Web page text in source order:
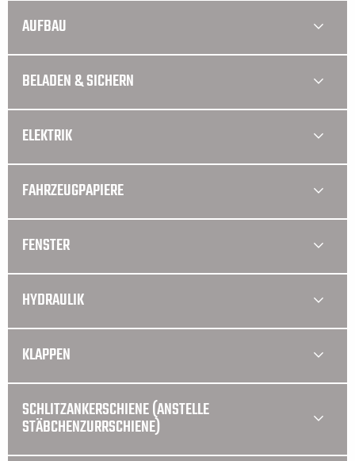
AUFBAU
BELADEN & SICHERN
ELEKTRIK
FAHRZEUGPAPIERE
FENSTER
HYDRAULIK
KLAPPEN
SCHLITZANKERSCHIENE (ANSTELLE
STÄBCHENZURRSCHIENE)